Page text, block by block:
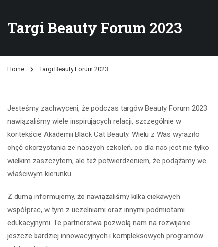
Targi Beauty Forum 2023
Home Targi Beauty Forum 2023
Jesteśmy zachwyceni, że podczas targów Beauty Forum 2023
nawiązaliśmy wiele inspirujących relacji, szczególnie w
kontekście Akademii Black Cat Beauty. Wielu z Was wyraziło
chęć skorzystania ze naszych szkoleń, co dla nas jest nie tylko
wielkim zaszczytem, ale też potwierdzeniem, że podążamy we
właściwym kierunku.
Z dumą informujemy, że nawiązaliśmy kilka ciekawych
współprac, w tym z uczelniami oraz innymi podmiotami
edukacyjnymi. Te partnerstwa pozwolą nam na rozwijanie
jeszcze bardziej innowacyjnych i kompleksowych programów